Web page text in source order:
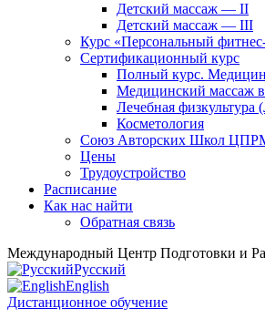
Детский массаж — II
Детский массаж — III
Курс «Персональный
Сертификационный курс
Полный курс.
Медицинский массаж
Лечебная
Косметология
Союз Авторских Школ
Цены
Трудоустройство
Расписание
Как нас найти
Обратная связь
Международный Центр Подготовки и
Русский
English
Дистанционное обучение